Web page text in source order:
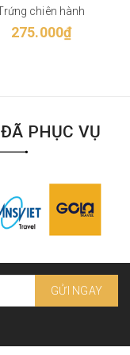
chiên hành
275.000₫
PHỤC VỤ
GỬI NGAY